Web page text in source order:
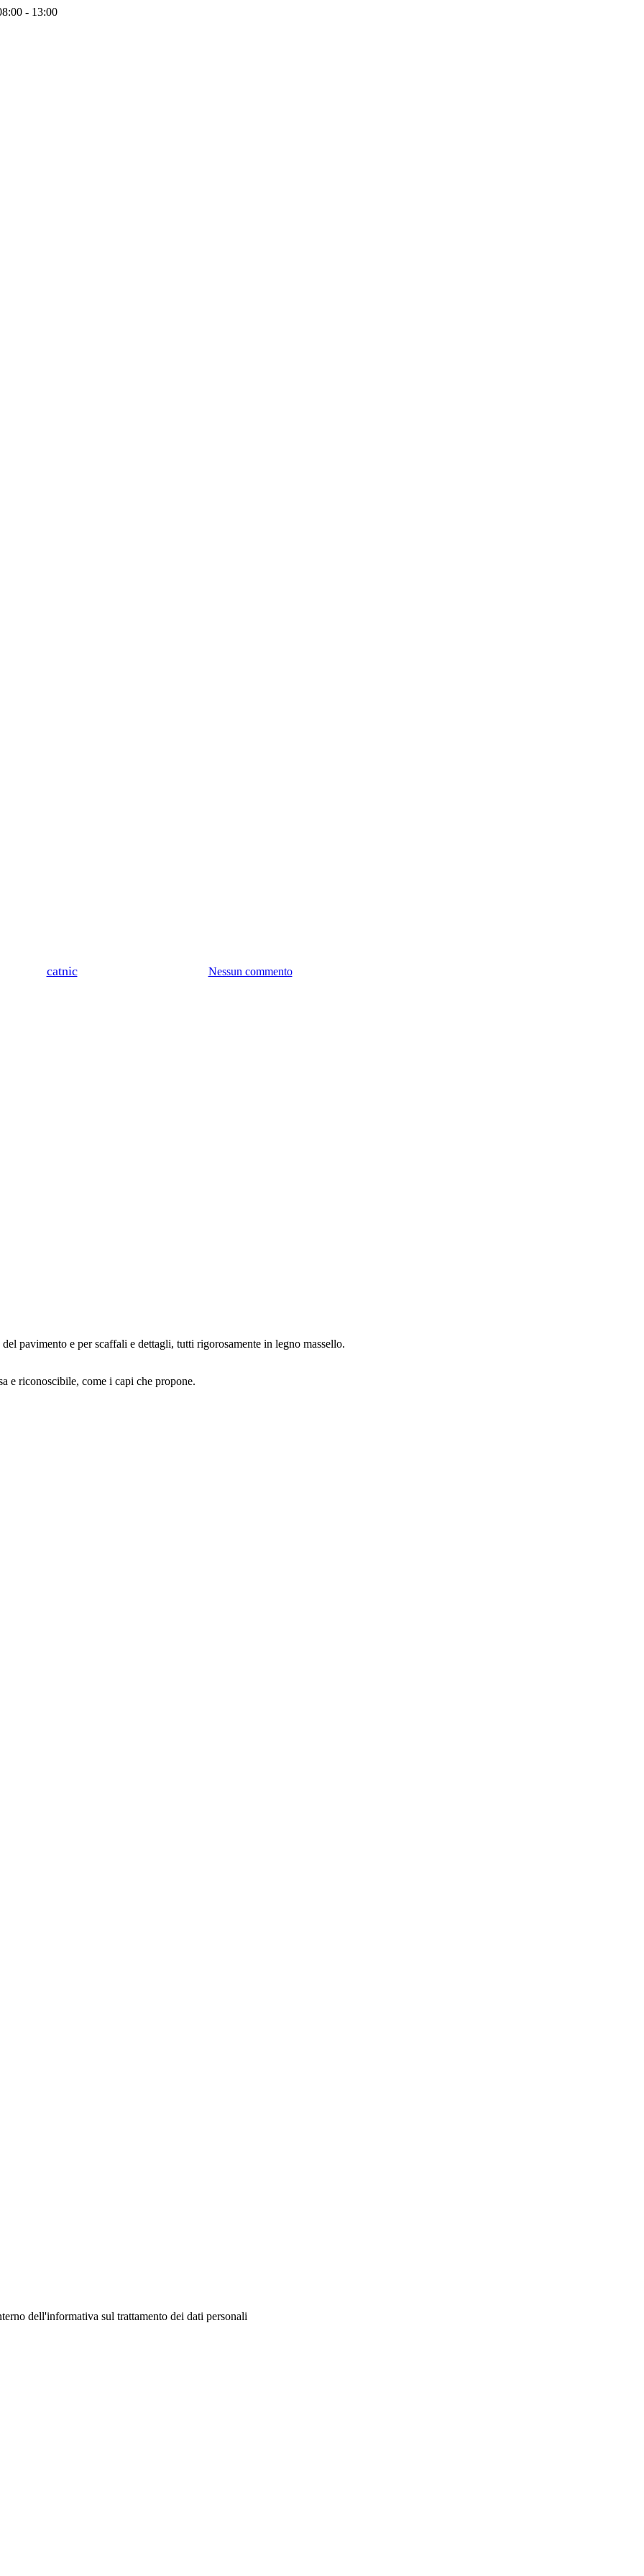
- 13:00
catnic29/06/2021 Nessun commento
pavimento e per scaffali e dettagli, tutti rigorosamente in legno massello.
e riconoscibile, come i capi che propone.
dell'informativa sul trattamento dei dati personali